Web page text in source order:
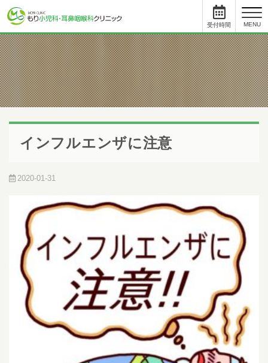
MENU
受付時間
と について
小児科
受付時間 月 火 水 木 金
土
09:00 - 11:45
● ● ● ● ●
12:45まで
15:30 - 17:45
● ● - ● ● -
耳鼻科
初めて受診をされる方は、受付終了時間の30分前までにご来院ください。
受付手続き、問診、検査に時間を要する場合があります。
順番予約した方も10人前には受付をお済ませください。
順番予約は午前中に午後の予約・受付はできません。
尾内医師によるアレルギー外来と予防接種・健診は完全予約です。前日ま
でに直接クリニックに電話をし、予約をとってください。
小児科午後の診療について
14:30~15:30までは予防注射、乳児健診の時間です。
一般診療は
16:00~18:00となります。ただし、重症な方、緊急を要する方は診療さ
せていただきます。
尾内医師によるアレルギー外来と予防接種・健診は
完全予約です。前日までに直接クリニックに電話をし、予約をとってく
Web予約について
インフルエンザに注意
2020-01-31